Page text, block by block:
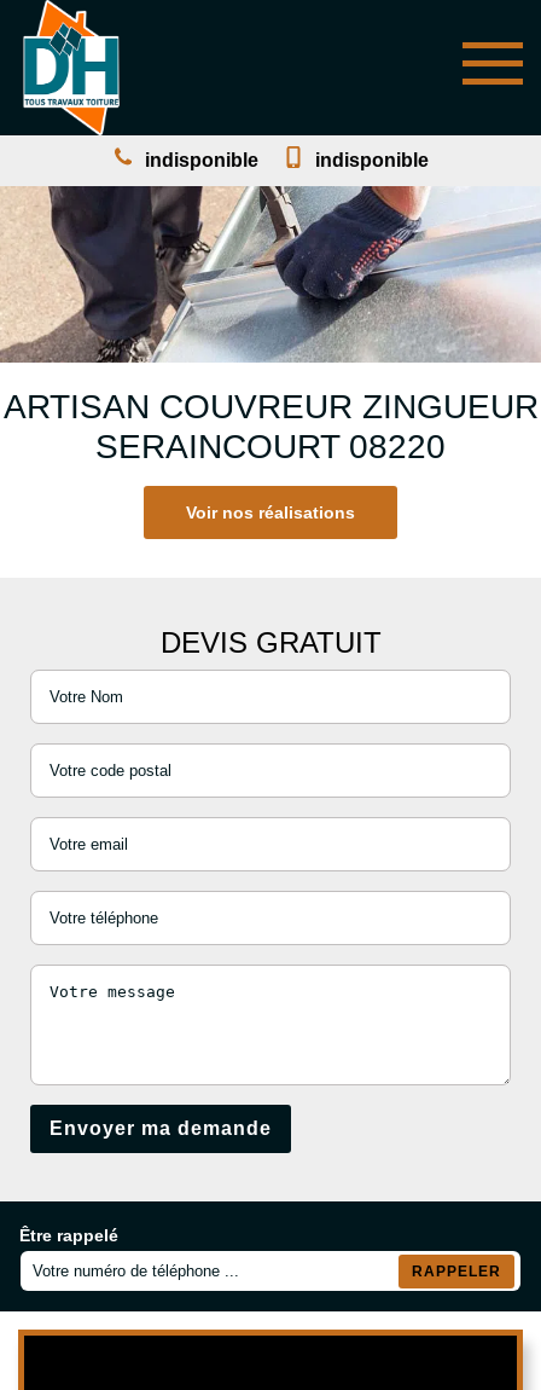
indisponible indisponible
ARTISAN COUVREUR ZINGUEUR
SERAINCOURT 08220
Voir nos réalisations
DEVIS GRATUIT
Être rappelé